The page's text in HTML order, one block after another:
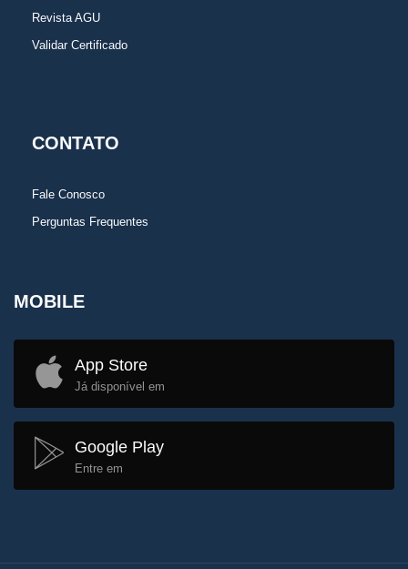
Revista AGU
Validar Certificado
CONTATO
Fale Conosco
Perguntas Frequentes
MOBILE
App Store
Já disponível em
Google Play
Entre em